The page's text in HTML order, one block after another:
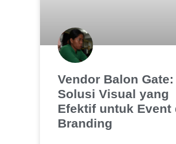
Vendor Balon Gate:
Solusi Visual yang
Efektif untuk Event
Branding